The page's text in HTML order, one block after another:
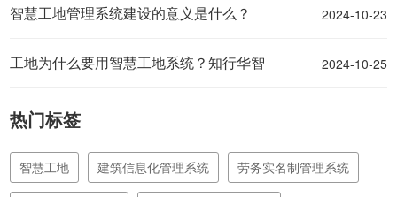
智慧工地管理系统建设的意义是什么？ 2024-10-23
工地为什么要用智慧工地系统？知行华智 2024-10-25
热门标签
智慧工地 建筑信息化管理系统 劳务实名制管理系统